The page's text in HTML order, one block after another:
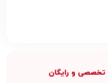
تخصصی و رایگان